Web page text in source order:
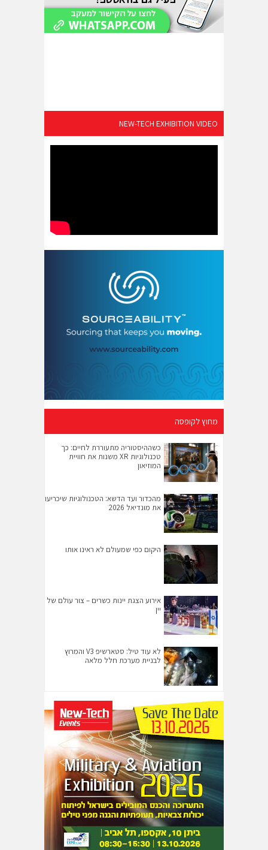
NEW-TECH EXHIBITION VIDEO
מחוץ לקופסה
כשההיסטוריה מתעוררת לחיים: כך
טכנולוגיות XR משנות את חוויית
המוזיאון
מהכדור ועד הדשא: הטכנולוגיות שיכריעו
את מונדיאל 2026
היקום כפי שמעולם לא ראינו אותו
אירוע הצגת יינות כשרים – צור עולם של
יין
לא עוד טיל: סטארשיפ V3 והמרוץ
לבניית מערכת חלל מלאה